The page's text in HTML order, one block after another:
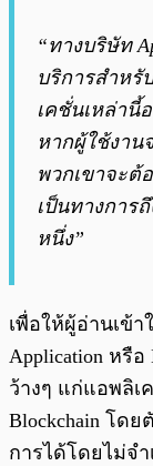
“ทางบริษัท
บริการสำหรั
เคชั่นเหล่านี้
หากผู้ใช้งาน
พวกเขาจะต้
เป็นทางการ
หนึ่ง”
เพื่อให้ผู้อ่านเข้า
Application หรื
ว้างๆ แก่แอพลิเ
Blockchain โด
การได้โดยไม่จ